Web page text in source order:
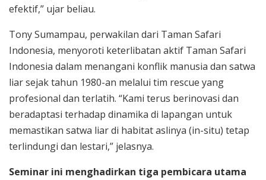
efektif,” ujar beliau.
Tony Sumampau, perwakilan dari Taman Safari
Indonesia, menyoroti keterlibatan aktif Taman Safari
Indonesia dalam menangani konflik manusia dan satwa
liar sejak tahun 1980-an melalui tim rescue yang
profesional dan terlatih. “Kami terus berinovasi dan
beradaptasi terhadap dinamika di lapangan untuk
memastikan satwa liar di habitat aslinya (in-situ) tetap
terlindungi dan lestari,” jelasnya.
Seminar ini menghadirkan tiga pembicara utama